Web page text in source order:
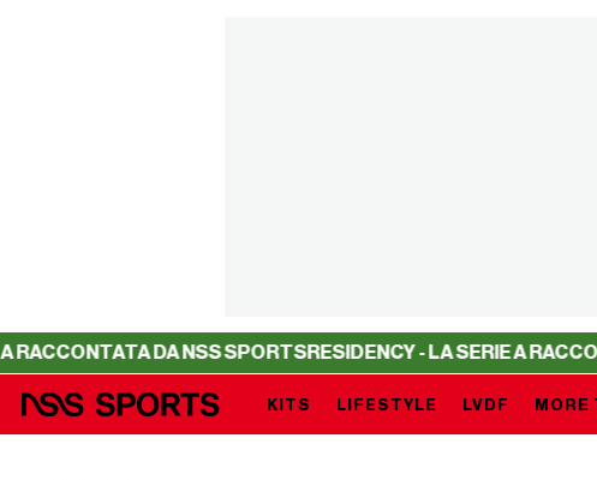
DA NSS SPORTSRESIDENCY - LA SERIE A RACCONTATA DA
KITS LIFESTYLE LVDF MORE